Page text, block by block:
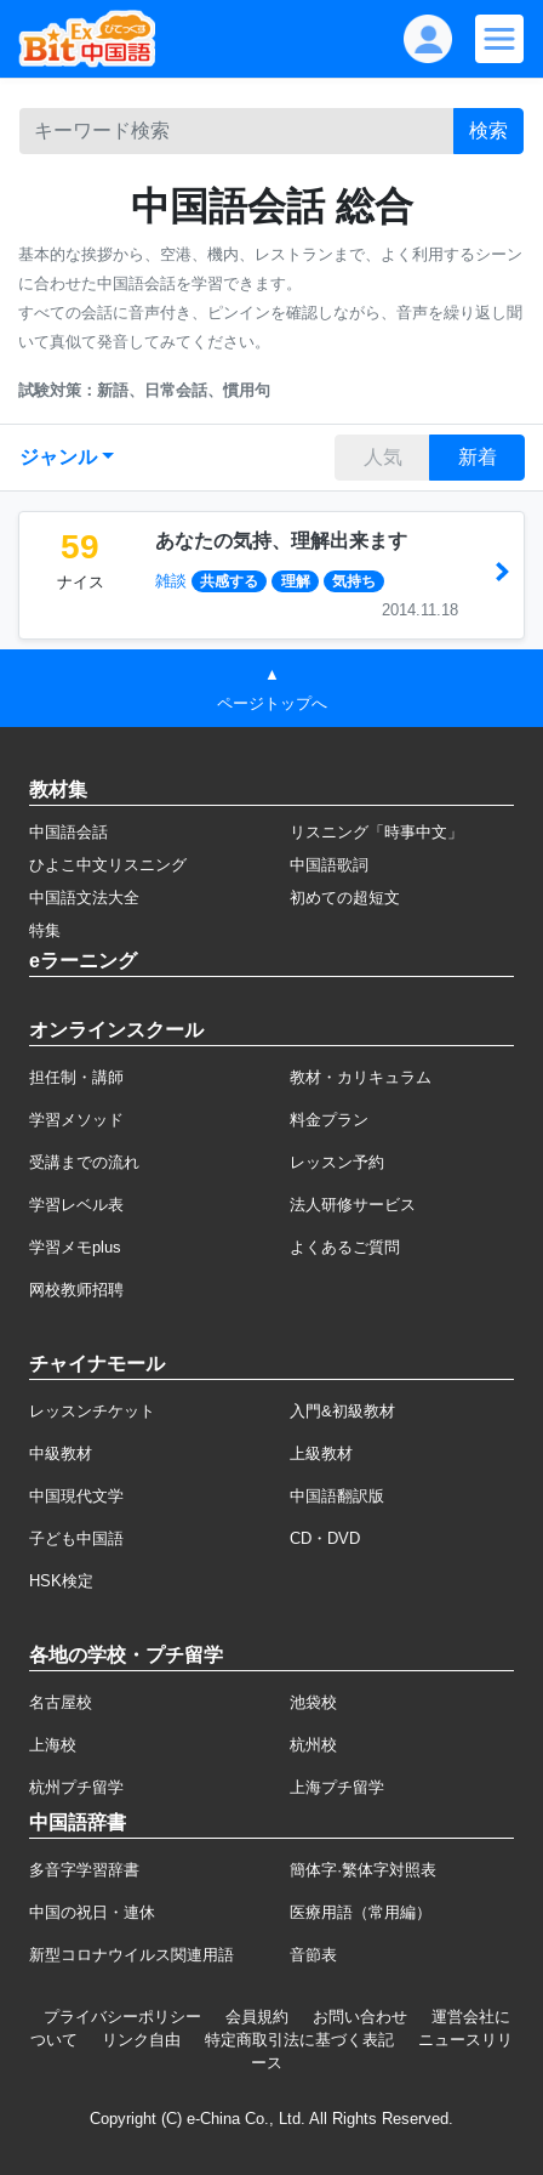
検索
中国語会話 総合
基本的な挨拶から、空港、機内、レストランまで、よく利用するシーン
に合わせた中国語会話を学習できます。
すべての会話に音声付き、ピンインを確認しながら、音声を繰り返し聞
いて真似て発音してみてください。
試験対策：新語、日常会話、慣用句
ジャンル 人気 新着
59
ナイス
あなたの気持、理解出来ます
雑談 共感する 理解 気持ち
2014.11.18
▲
ページトップへ
教材集
中国語会話
リスニング「時事中文」
ひよこ中文リスニング
中国語歌詞
中国語文法大全
初めての超短文
特集
eラーニング
オンラインスクール
担任制・講師 教材・カリキュラム
学習メソッド 料金プラン
受講までの流れ レッスン予約
学習レベル表 法人研修サービス
学習メモplus よくあるご質問
网校教师招聘
チャイナモール
レッスンチケット 入門&初級教材
中級教材 上級教材
中国現代文学 中国語翻訳版
子ども中国語 CD・DVD
HSK検定
各地の学校・プチ留学
名古屋校 池袋校
上海校 杭州校
杭州プチ留学 上海プチ留学
中国語辞書
多音字学習辞書 簡体字·繁体字対照表
中国の祝日・連休 医療用語（常用編）
新型コロナウイルス関連用語 音節表
プライバシーポリシー 会員規約 お問い合わせ
運営会社に
ついて
リンク自由 特定商取引法に基づく表記
ニュースリリ
ース
Copyright (C) e-China Co., Ltd. All Rights Reserved.